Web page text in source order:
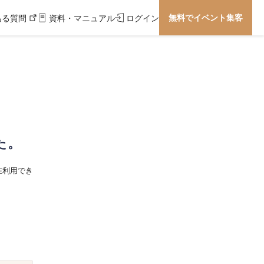
質問 資料・マニュアル ログイン 無料でイベント集客
用でき